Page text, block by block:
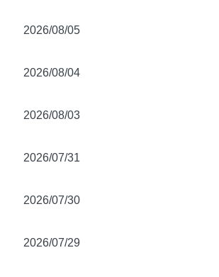
2026/08/05
2026/08/04
2026/08/03
2026/07/31
2026/07/30
2026/07/29